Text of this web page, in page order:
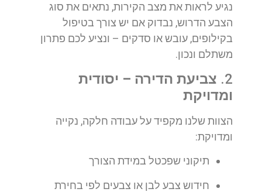
נגיע לראות את מצב הקירות, נתאים את סוג
הצבע הדרוש, נבדוק אם יש צורך בטיפול
בקילופים, עובש או סדקים – ונציע לכם פתרון
משתלם ונכון.
2. צביעת הדירה – יסודית
ומדויקת
הצוות שלנו מקפיד על עבודה חלקה, נקייה
ומדויקת:
תיקוני שפכטל במידת הצורך
חידוש צבע לבן או צבעים לפי בחירת